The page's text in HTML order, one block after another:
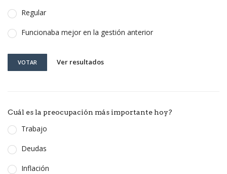
Regular
Funcionaba mejor en la gestión anterior
VOTAR Ver resultados
Cuál es la preocupación más importante hoy?
Trabajo
Deudas
Inflación